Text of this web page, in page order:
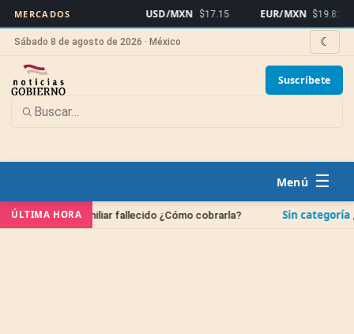
MERCADOS USD/MXN $17.15 EUR/MXN $19.82
Sábado 8 de agosto de 2026 · México ☾
Suscríbete
☰
ÚLTIMA HORA
un familiar fallecido ¿Cómo cobrarla? Sin categoría¿Cuándo